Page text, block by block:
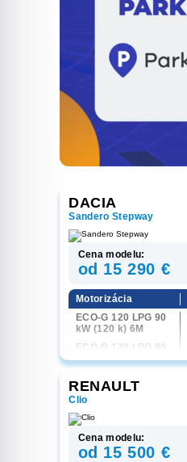
DACIA
Sandero Stepway
Cena modelu:
od 15 290 €
Motorizácia
ECO-G 120 LPG 90
kW (120 k) 6M
ECO-G 120 LPG 90
kW (120 k) 6EDC
RENAULT
Clio
Cena modelu:
od 15 500 €